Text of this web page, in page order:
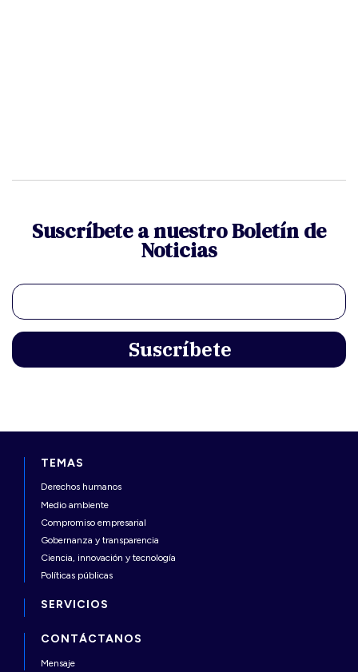
Suscríbete a nuestro Boletín de
Noticias
TEMAS
Derechos humanos
Medio ambiente
Compromiso empresarial
Gobernanza y transparencia
Ciencia, innovación y tecnología
Políticas públicas
SERVICIOS
CONTÁCTANOS
Mensaje